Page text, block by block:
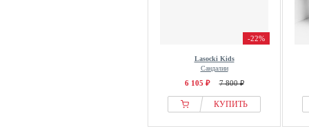
-22%
Lasocki Kids
Сандалии
6 105 ₽ 7 800 ₽
КУПИТЬ